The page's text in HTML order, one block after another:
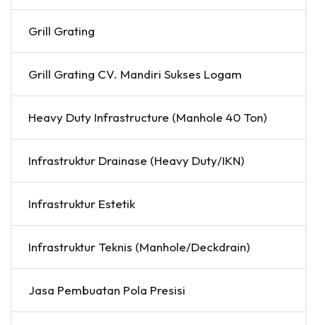
Grill Grating
Grill Grating CV. Mandiri Sukses Logam
Heavy Duty Infrastructure (Manhole 40 Ton)
Infrastruktur Drainase (Heavy Duty/IKN)
Infrastruktur Estetik
Infrastruktur Teknis (Manhole/Deckdrain)
Jasa Pembuatan Pola Presisi